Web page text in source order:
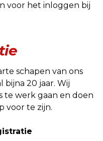
voor het inloggen bij
schapen van ons
20 jaar. Wij
te werk gaan en doen
voor te zijn.